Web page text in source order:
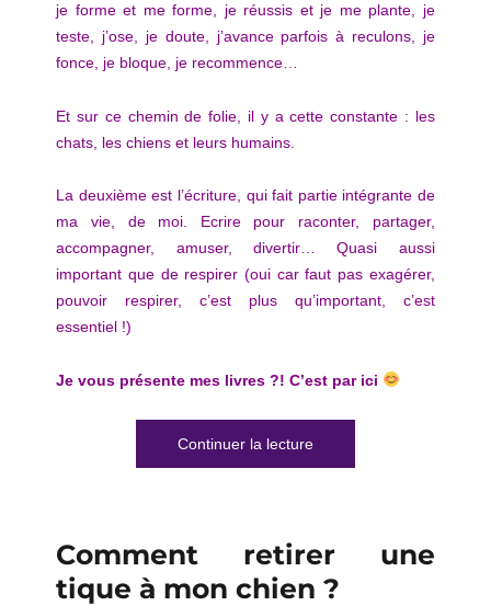
je forme et me forme, je réussis et je me plante, je
teste, j’ose, je doute, j’avance parfois à reculons, je
fonce, je bloque, je recommence…
Et sur ce chemin de folie, il y a cette constante : les
chats, les chiens et leurs humains.
La deuxième est l’écriture, qui fait partie intégrante de
ma vie, de moi. Ecrire pour raconter, partager,
accompagner, amuser, divertir… Quasi aussi
important que de respirer (oui car faut pas exagérer,
pouvoir respirer, c’est plus qu’important, c’est
essentiel !)
Je vous présente mes livres ?! C’est par ici
Continuer la lecturede « Bibliographie
Comment retirer une
tique à mon chien ?